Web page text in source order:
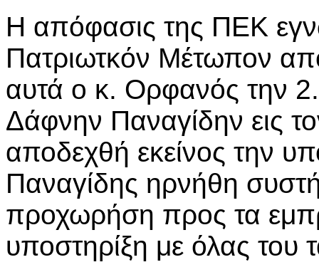
Η απόφασις της ΠΕΚ
Πατριωτκόν Μέτωπον
αυτά ο κ. Ορφανός την
Δάφνην Παναγίδην εις
αποδεχθή εκείνος την
Παναγίδης ηρνήθη
προχωρήση προς τα
υποστηρίξη με όλας του